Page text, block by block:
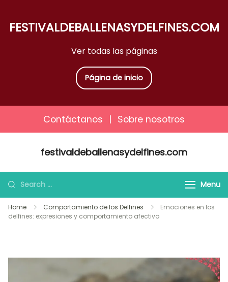
Ver todas las páginas
FESTIVALDEBALLENASYDELFINES.COM
Página de inicio
Contáctanos | Sobre nosotros
festivaldeballenasydelfines.com
Search
for:
Menu
Home Comportamiento de los Delfines
Emociones en los
delfines: expresiones y comportamiento afectivo